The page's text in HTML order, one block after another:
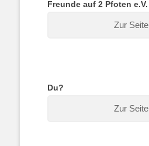
Freunde auf 2 Pfoten e.V.
Zur Seite
Du?
Zur Seite